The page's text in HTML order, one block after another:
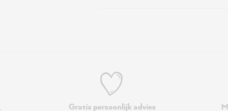
,
Gratis persoonlijk advies